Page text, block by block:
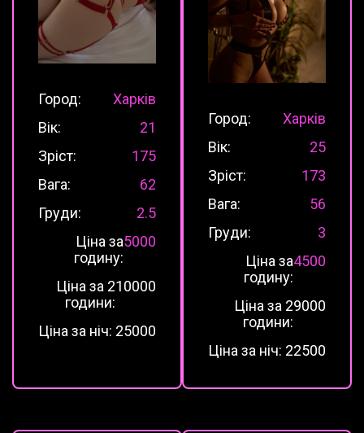
Город:
Харків
Вік:
21
Зріст:
175
Вага:
62
Груди:
2.5
Ціна за
годину:
5000
Ціна за 2
години:
10000
Ціна за ніч: 25000
Город:
Харків
Вік:
25
Зріст:
173
Вага:
56
Груди:
3
Ціна за
годину:
4500
Ціна за 2
години:
9000
Ціна за ніч: 22500